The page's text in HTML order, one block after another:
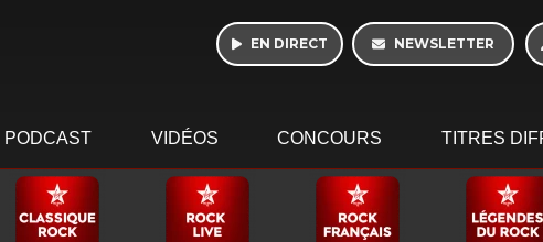
EN DIRECT NEWSLETTER
PODCAST VIDÉOS CONCOURS TITRES